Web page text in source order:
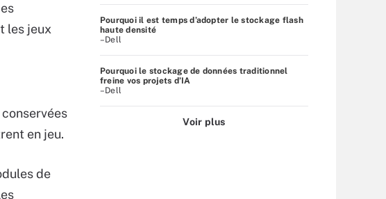
les jeux
en jeu.
de
Pourquoi il est temps d’adopter le stockage flash
haute densité
–Dell
Pourquoi le stockage de données traditionnel
freine vos projets d’IA
–Dell
Voir plus